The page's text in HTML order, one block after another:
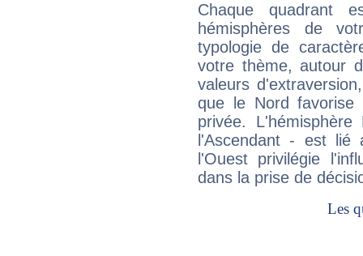
Chaque quadrant
hémisphères de
typologie de
votre thème, autour
valeurs
que le Nord favorise
privée.
l'Ascendant - est
l'Ouest privilégie
dans la prise de